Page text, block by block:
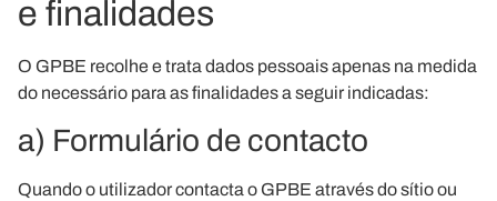
e finalidades
O GPBE recolhe e trata dados pessoais apenas na medida
do necessário para as finalidades a seguir indicadas:
a) Formulário de contacto
Quando o utilizador contacta o GPBE através do sítio ou